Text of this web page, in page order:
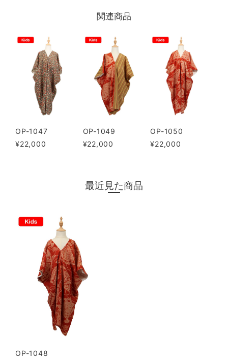
関連商品
OP-1047
¥22,000
OP-1049
¥22,000
OP-1050
¥22,000
最近見た商品
OP-1048